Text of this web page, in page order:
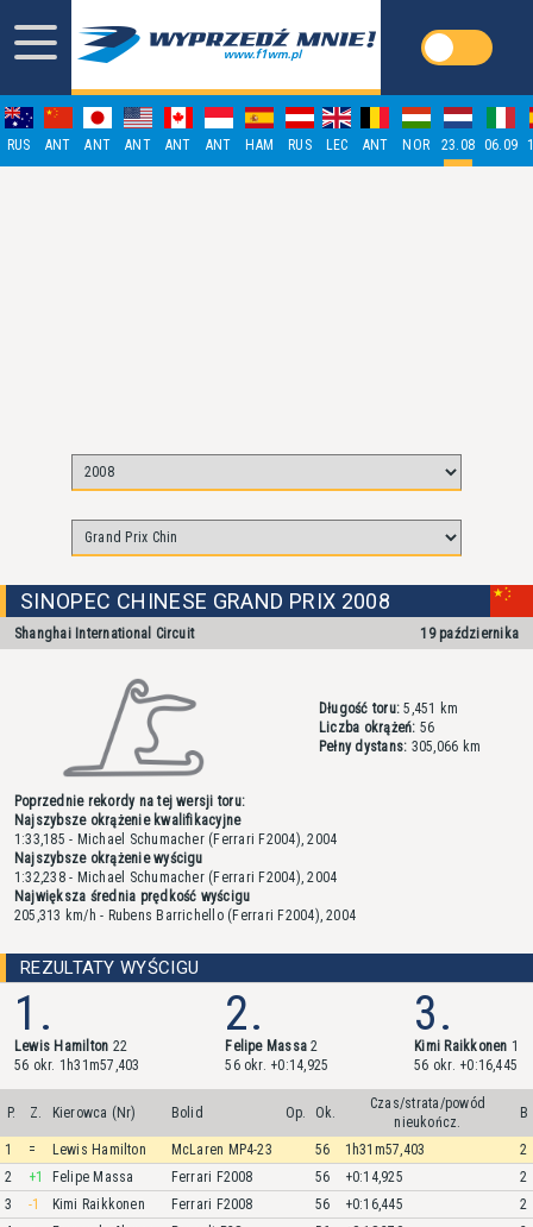
RUS ANT ANT ANT ANT ANT HAM RUS LEC ANT NOR 23.08 06.09
SINOPEC CHINESE GRAND PRIX 2008
Shanghai International Circuit 19 października
Długość toru:5,451 km
Liczba okrążeń: 56
Pełny dystans: 305,066 km
Poprzednie rekordy na tej wersji toru:
Najszybsze okrążenie kwalifikacyjne
1:33,185 - Michael Schumacher (Ferrari F2004), 2004
Najszybsze okrążenie wyścigu
1:32,238 - Michael Schumacher (Ferrari F2004), 2004
Największa średnia prędkość wyścigu
205,313 km/h - Rubens Barrichello (Ferrari F2004), 2004
REZULTATY WYŚCIGU
1.
Lewis Hamilton 22
56 okr. 1h31m57,403
2.
Felipe Massa 2
56 okr. +0:14,925
3.
Kimi Raikkonen 1
56 okr. +0:16,445
P. Z. Kierowca (Nr) Bolid Op. Ok.
Czas/strata/powód
nieukończ.
B
1 = Lewis Hamilton McLaren MP4-23 56 1h31m57,403
2
2
+1 Felipe Massa Ferrari F2008 56 +0:14,925
2
3
-1 Kimi Raikkonen Ferrari F2008 56 +0:16,445
2